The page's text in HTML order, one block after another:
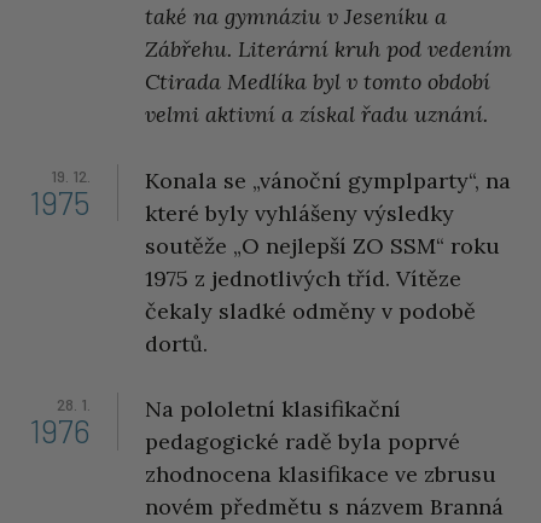
také na gymnáziu v Jeseníku a
Zábřehu. Literární kruh pod vedením
Ctirada Medlíka byl v tomto období
velmi aktivní a získal řadu uznání.
19. 12.
1975
Konala se „vánoční gymplparty“, na
které byly vyhlášeny výsledky
soutěže „O nejlepší ZO SSM“ roku
1975 z jednotlivých tříd. Vítěze
čekaly sladké odměny v podobě
dortů.
28. 1.
1976
Na pololetní klasifikační
pedagogické radě byla poprvé
zhodnocena klasifikace ve zbrusu
novém předmětu s názvem Branná